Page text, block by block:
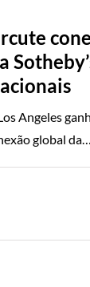
Angeles
global da…